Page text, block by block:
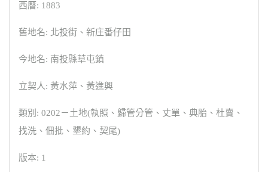
西曆: 1883
舊地名: 北投街、新庄番仔田
今地名: 南投縣草屯鎮
立契人: 黃水萍、黃進興
類別: 0202－土地(執照、歸管分管、丈單、典胎、杜賣、
找洗、佃批、墾約、契尾)
版本: 1